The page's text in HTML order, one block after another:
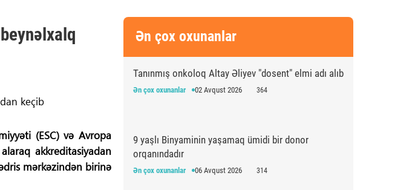
(ESC) və Avropa
akkreditasiyadan
mərkəzindən birinə
Ən çox oxunanlar
Tanınmış onkoloq Altay Əliyev "dosent" elmi adı alıb
Ən çox oxunanlar 02 Avqust 2026 364
9 yaşlı Binyaminin yaşamaq ümidi bir donor
orqanındadır
Ən çox oxunanlar 06 Avqust 2026 314